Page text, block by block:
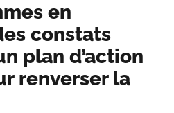
en
constats
plan d’action
renverser la